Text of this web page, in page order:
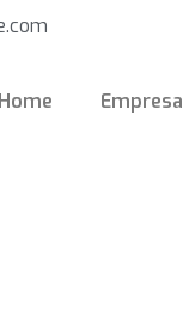
Home Empresa